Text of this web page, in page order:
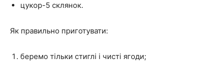
цукор-5 склянок.
Як правильно приготувати:
беремо тільки стиглі і чисті ягоди;